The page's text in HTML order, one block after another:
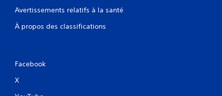
Avertissements relatifs à la santé
À propos des classifications
Facebook
X